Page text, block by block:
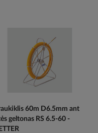
60m D6.5mm ant
geltonas RS 6.5-60 -